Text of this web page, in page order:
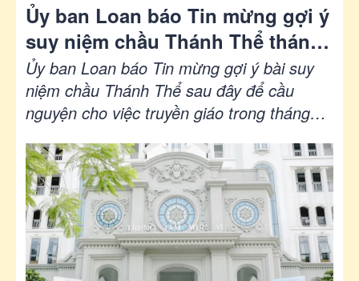
Ủy ban Loan báo Tin mừng gợi ý
suy niệm chầu Thánh Thể tháng
6/2026 - Thánh Thể và việc thăng
tiến con người
Ủy ban Loan báo Tin mừng gợi ý bài suy
niệm chầu Thánh Thể sau đây để cầu
nguyện cho việc truyền giáo trong tháng